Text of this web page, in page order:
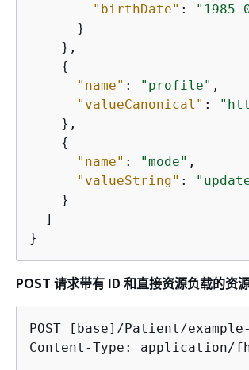
"birthDate" :
"1985-
      }
    },
{
"name" : "profile" ,
"valueCanonical" :
    },
{
"name" : "mode" ,
"valueString" :
    }
  ]
}
POST 请求带有 ID 和直接资源负载的资
POST [base]/Patient/
Content-Type: application/